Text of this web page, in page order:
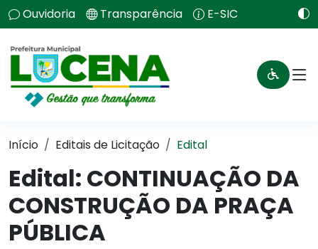
Ouvidoria Transparência E-SIC
Início Editais de Licitação Edital
Edital: CONTINUAÇÃO DA
CONSTRUÇÃO DA PRAÇA
PÚBLICA